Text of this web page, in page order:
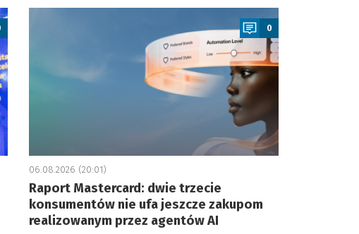
a
0
06.08.2026 (20:01)
Raport Mastercard: dwie trzecie
konsumentów nie ufa jeszcze zakupom
realizowanym przez agentów AI